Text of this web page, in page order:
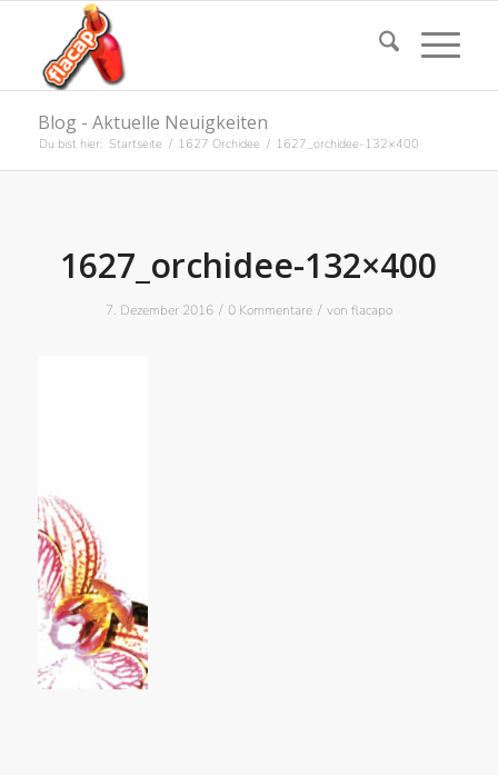
Blog - Aktuelle Neuigkeiten
Du bist hier: Startseite / 1627 Orchidee / 1627_orchidee-132×400
1627_orchidee-132×400
7. Dezember 2016 / 0 Kommentare / von flacapo